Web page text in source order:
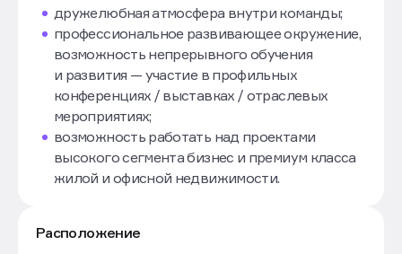
дружелюбная атмосфера внутри команды;
профессиональное развивающее окружение,
возможность непрерывного обучения
и развития — участие в профильных
конференциях / выставках / отраслевых
мероприятиях;
возможность работать над проектами
высокого сегмента бизнес и премиум класса
жилой и офисной недвижимости.
Расположение